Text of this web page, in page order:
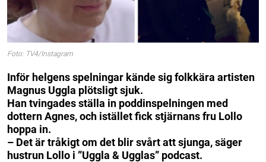
Foto: TV4/Instagram
Inför helgens spelningar kände sig folkkära artisten
Magnus Uggla plötsligt sjuk.
Han tvingades ställa in poddinspelningen med
dottern Agnes, och istället fick stjärnans fru Lollo
hoppa in.
– Det är tråkigt om det blir svårt att sjunga, säger
hustrun Lollo i ”Uggla & Ugglas” podcast.